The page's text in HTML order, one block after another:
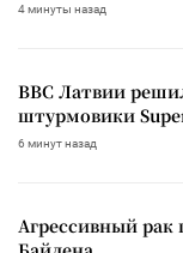
4 минуты назад
ВВС Латвии
штурмовики
6 минут назад
Агрессивный рак